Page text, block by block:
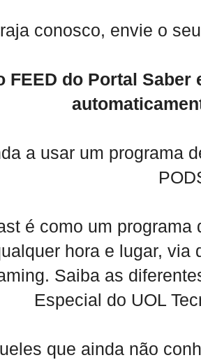
conosco, envie o
FEED do Portal
a usar um programa
é como um
hora e lugar,
Saiba as
Especial do UOL
que ainda não